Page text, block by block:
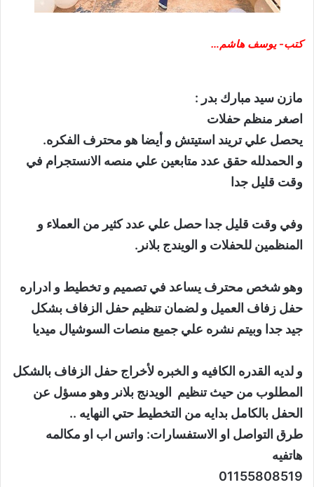
كتب- يوسف هاشم…
مازن سيد مبارك بدر :
اصغر منظم حفلات
يحصل علي تريند استيتش و أيضا هو محترف الفكره.
و الحمدلله حقق عدد متابعين علي منصه الانستجرام في
وقت قليل جدا
وفي وقت قليل جدا حصل علي عدد كثير من العملاء و
المنظمين للحفلات و الويندج بلانر.
وهو شخص محترف يساعد في تصميم و تخطيط و ادراره
حفل زفاف العميل و لضمان تنظيم حفل الزفاف بشكل
جيد جدا وبيتم نشره علي جميع منصات السوشيال ميديا
و لديه القدره الكافيه و الخبره لأخراج حفل الزفاف بالشكل
المطلوب من حيث تنظيم الويدنج بلانر وهو مسؤل عن
الحفل بالكامل بدايه من التخطيط حتي النهايه ..
طرق التواصل او الاستفسارات: واتس اب او مكالمه
هاتفيه
01155808519